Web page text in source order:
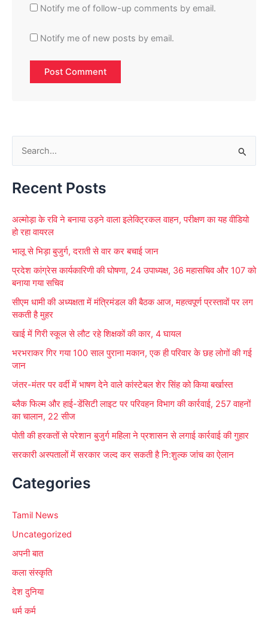
Notify me of follow-up comments by email.
Notify me of new posts by email.
a
c
o
:
Recent Posts
अल्मोड़ा के रवि ने बनाया उड़ने वाला इलेक्ट्रिकल वाहन, परीक्षण का यह वीडियो
हो रहा वायरल
भालू से भिड़ा बुजुर्ग, दराती से वार कर बचाई जान
प्रदेश कांग्रेस कार्यकारिणी की घोषणा, 24 उपाध्यक्ष, 36 महासचिव और 107 को
बनाया गया सचिव
सीएम धामी की अध्यक्षता में मंत्रिमंडल की बैठक आज, महत्वपूर्ण प्रस्तावों पर लग
सकती है मुहर
खाई में गिरी स्कूल से लौट रहे शिक्षकों की कार, 4 घायल
भरभराकर गिर गया 100 साल पुराना मकान, एक ही परिवार के छह लोगों की गई
जान
जंतर-मंतर पर वर्दी में भाषण देने वाले कांस्टेबल शेर सिंह को किया बर्खास्त
ब्लैक फिल्म और हाई-डेंसिटी लाइट पर परिवहन विभाग की कार्रवाई, 257 वाहनों
का चालान, 22 सीज
पोती की हरकतों से परेशान बुजुर्ग महिला ने प्रशासन से लगाई कार्रवाई की गुहार
सरकारी अस्पतालों में सरकार जल्द कर सकती है नि:शुल्क जांच का ऐलान
Categories
Tamil News
Uncategorized
अपनी बात
कला संस्कृति
देश दुनिया
धर्म कर्म